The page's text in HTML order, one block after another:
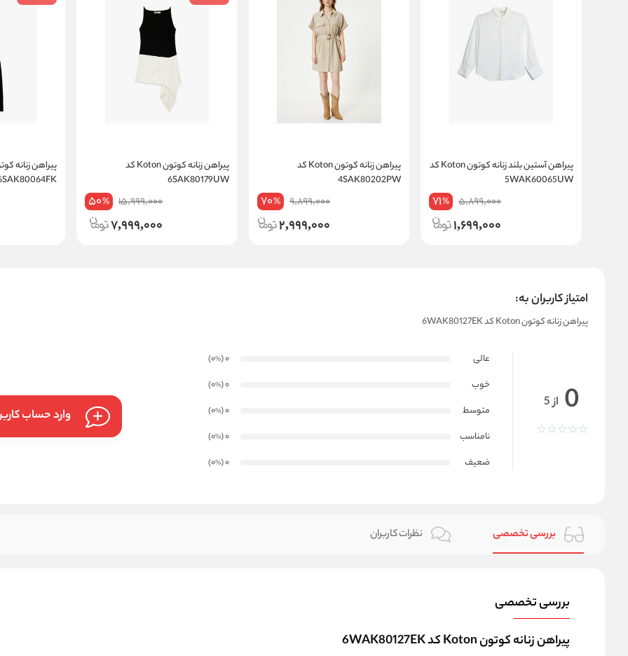
پیراهن آستین بلند زنانه کوتون Koton کد
5WAK60065UW
5,899,000
71%
1,699,000
پیراهن زنانه کوتون Koton کد
4SAK80202PW
9,899,000
70%
2,999,000
پیراهن زنانه کوتون Koton کد
6SAK80179UW
15,999,000
50%
7,999,000
6SAK80064FK
امتیاز کاربران به:
پیراهن زنانه کوتون Koton کد 6WAK80127EK
0 از 5
عالی 0
(0
%
)
خوب
0
(0
%
)
متوسط
0
(0
%
)
نامناسب
0
(0
%
)
ضعیف
0
(0
%
)
وارد حساب
بررسی تخصصی نظرات کاربران
بررسی تخصصی
پیراهن زنانه کوتون Koton کد 6WAK80127EK